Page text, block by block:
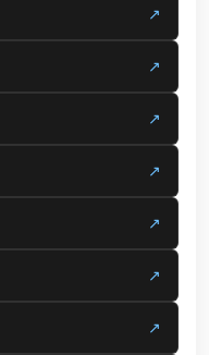
↗
↗
↗
↗
↗
↗
↗